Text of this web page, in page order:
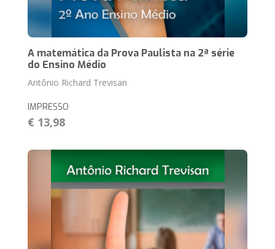
A matemática da Prova Paulista na 2ª série
do Ensino Médio
Antônio Richard Trevisan
IMPRESSO
€ 13,98